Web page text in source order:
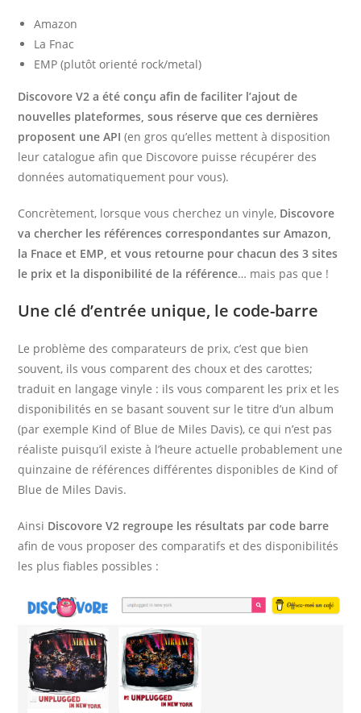
Amazon
La Fnac
EMP (plutôt orienté rock/metal)
Discovore V2 a été conçu afin de faciliter l’ajout de
nouvelles plateformes, sous réserve que ces dernières
proposent une API (en gros qu’elles mettent à disposition
leur catalogue afin que Discovore puisse récupérer des
données automatiquement pour vous).
Concrètement, lorsque vous cherchez un vinyle, Discovore
va chercher les références correspondantes sur Amazon,
la Fnace et EMP, et vous retourne pour chacun des 3 sites
le prix et la disponibilité de la référence… mais pas que !
Une clé d’entrée unique, le code-barre
Le problème des comparateurs de prix, c’est que bien
souvent, ils vous comparent des choux et des carottes;
traduit en langage vinyle : ils vous comparent les prix et les
disponibilités en se basant souvent sur le titre d’un album
(par exemple Kind of Blue de Miles Davis), ce qui n’est pas
réaliste puisqu’il existe à l’heure actuelle probablement une
quinzaine de références différentes disponibles de Kind of
Blue de Miles Davis.
Ainsi Discovore V2 regroupe les résultats par code barre
afin de vous proposer des comparatifs et des disponibilités
les plus fiables possibles :